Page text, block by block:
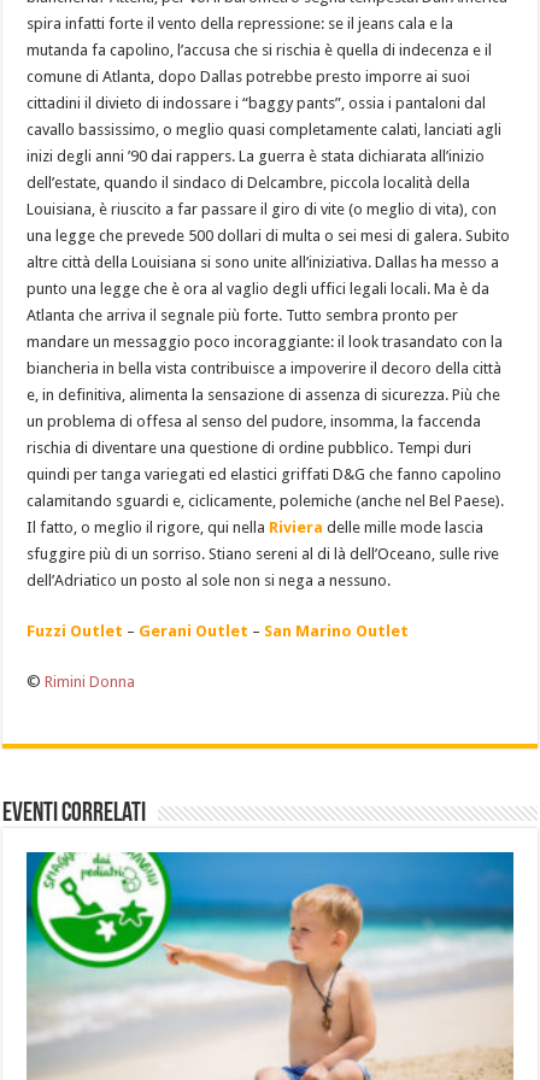
spira infatti forte il vento della repressione: se il jeans cala e la
mutanda fa capolino, l’accusa che si rischia è quella di indecenza e il
comune di Atlanta, dopo Dallas potrebbe presto imporre ai suoi
cittadini il divieto di indossare i “baggy pants”, ossia i pantaloni dal
cavallo bassissimo, o meglio quasi completamente calati, lanciati agli
inizi degli anni ’90 dai rappers. La guerra è stata dichiarata all’inizio
dell’estate, quando il sindaco di Delcambre, piccola località della
Louisiana, è riuscito a far passare il giro di vite (o meglio di vita), con
una legge che prevede 500 dollari di multa o sei mesi di galera. Subito
altre città della Louisiana si sono unite all’iniziativa. Dallas ha messo a
punto una legge che è ora al vaglio degli uffici legali locali. Ma è da
Atlanta che arriva il segnale più forte. Tutto sembra pronto per
mandare un messaggio poco incoraggiante: il look trasandato con la
biancheria in bella vista contribuisce a impoverire il decoro della città
e, in definitiva, alimenta la sensazione di assenza di sicurezza. Più che
un problema di offesa al senso del pudore, insomma, la faccenda
rischia di diventare una questione di ordine pubblico. Tempi duri
quindi per tanga variegati ed elastici griffati D&G che fanno capolino
calamitando sguardi e, ciclicamente, polemiche (anche nel Bel Paese).
Il fatto, o meglio il rigore, qui nella Riviera delle mille mode lascia
sfuggire più di un sorriso. Stiano sereni al di là dell’Oceano, sulle rive
dell’Adriatico un posto al sole non si nega a nessuno.
Fuzzi Outlet – Gerani Outlet – San Marino Outlet
©Rimini Donna
Eventi Correlati